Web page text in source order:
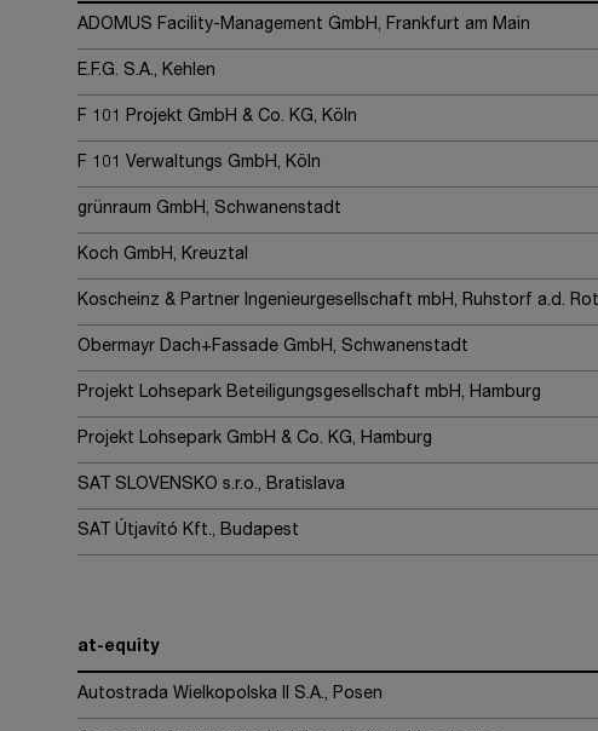
ADOMUS Facility-Management GmbH, Frankfurt am Main
E.F.G. S.A., Kehlen
F 101 Projekt GmbH & Co. KG, Köln
F 101 Verwaltungs GmbH, Köln
grünraum GmbH, Schwanenstadt
Koch GmbH, Kreuztal
Koscheinz & Partner Ingenieurgesellschaft mbH, Ruhstorf a.d.
Obermayr Dach+Fassade GmbH, Schwanenstadt
Projekt Lohsepark Beteiligungsgesellschaft mbH, Hamburg
Projekt Lohsepark GmbH & Co. KG, Hamburg
SAT SLOVENSKO s.r.o., Bratislava
SAT Útjavító Kft., Budapest
at-equity
Autostrada Wielkopolska II S.A., Posen